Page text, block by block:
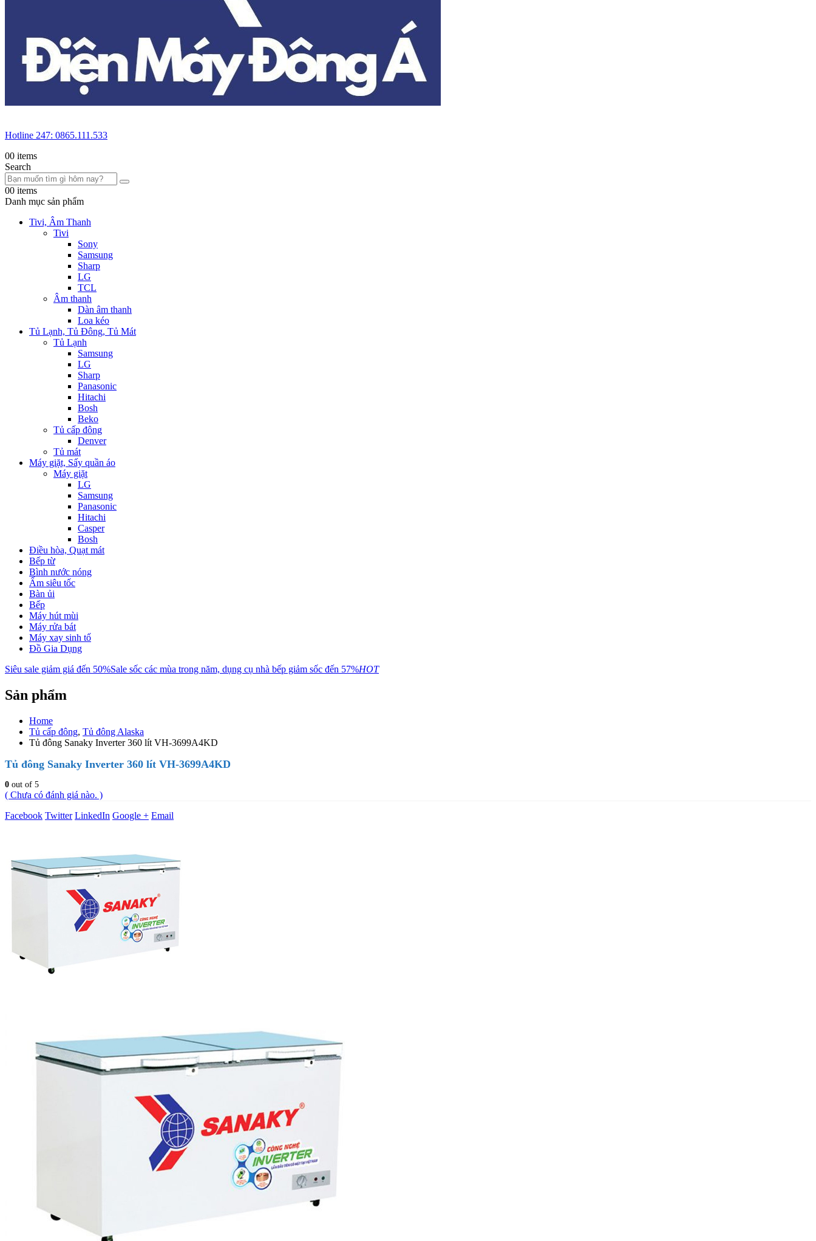
Hotline 247: 0865.111.533
00 items
Search
00 items
Danh mục sản phẩm
Tivi, Âm Thanh
Tivi
Sony
Samsung
Sharp
LG
TCL
Âm thanh
Dàn âm thanh
Loa kéo
Tủ Lạnh, Tủ Đông, Tủ Mát
Tủ Lạnh
Samsung
LG
Sharp
Panasonic
Hitachi
Bosh
Beko
Tủ cấp đông
Denver
Tủ mát
Máy giặt, Sấy quần áo
Máy giặt
LG
Samsung
Panasonic
Hitachi
Casper
Bosh
Điều hòa, Quạt mát
Bếp từ
Bình nước nóng
Ấm siêu tốc
Bàn ủi
Bếp
Máy hút mùi
Máy rửa bát
Máy xay sinh tố
Đồ Gia Dụng
Siêu sale giảm giá đến 50%Sale sốc các mùa trong năm, dụng cụ nhà bếp giảm sốc đến 57%HOT
Sản phẩm
Home
Tủ cấp đông, Tủ đông Alaska
Tủ đông Sanaky Inverter 360 lít VH-3699A4KD
Tủ đông Sanaky Inverter 360 lít VH-3699A4KD
0 out of 5
( Chưa có đánh giá nào. )
Facebook Twitter LinkedIn Google + Email